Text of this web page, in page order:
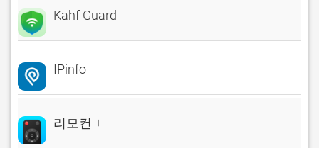
Kahf Guard
IPinfo
리모컨 +